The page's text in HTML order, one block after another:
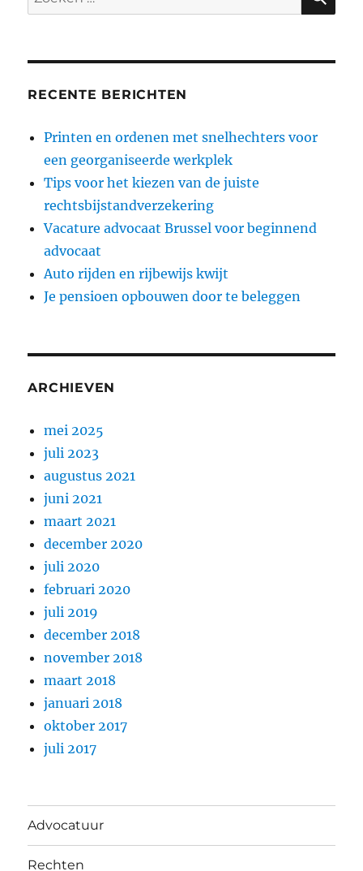
naar:
RECENTE BERICHTEN
Printen en ordenen met snelhechters voor
een georganiseerde werkplek
Tips voor het kiezen van de juiste
rechtsbijstandverzekering
Vacature advocaat Brussel voor beginnend
advocaat
Auto rijden en rijbewijs kwijt
Je pensioen opbouwen door te beleggen
ARCHIEVEN
mei 2025
juli 2023
augustus 2021
juni 2021
maart 2021
december 2020
juli 2020
februari 2020
juli 2019
december 2018
november 2018
maart 2018
januari 2018
oktober 2017
juli 2017
Advocatuur
Rechten